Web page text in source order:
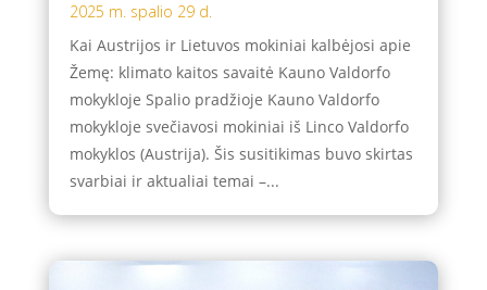
2025 m. spalio 29 d.
Kai Austrijos ir Lietuvos mokiniai kalbėjosi apie
Žemę: klimato kaitos savaitė Kauno Valdorfo
mokykloje Spalio pradžioje Kauno Valdorfo
mokykloje svečiavosi mokiniai iš Linco Valdorfo
mokyklos (Austrija). Šis susitikimas buvo skirtas
svarbiai ir aktualiai temai –...